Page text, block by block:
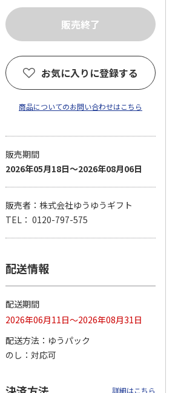
【冷凍】三國シェフ
＜お中元＞＜ねんり
お気に入りに登録する
商品についてのお問い合わせはこちら
販売期間
2026年05月18日～2026年08月06日
販売者：株式会社ゆうゆうギフト
TEL： 0120-797-575
配送情報
配送期間
2026年06月11日～2026年08月31日
配送方法
ゆうパック
のし
対応可
詳細はこちら